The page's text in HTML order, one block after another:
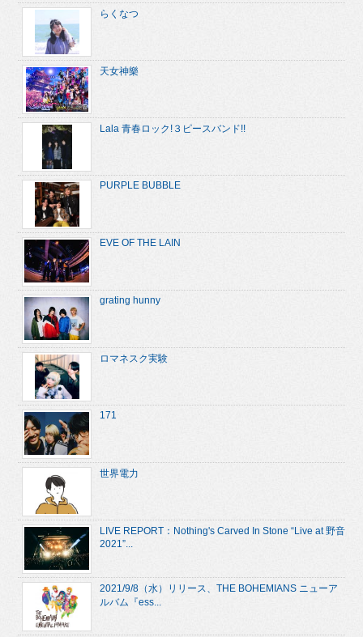
らくなつ
天女神樂
Lala 青春ロック!３ピースバンド!!
PURPLE BUBBLE
EVE OF THE LAIN
grating hunny
ロマネスク実験
171
世界電力
LIVE REPORT：Nothing's Carved In Stone “Live at 野音
2021”...
2021/9/8（水）リリース、THE BOHEMIANS ニューア
ルバム『ess...